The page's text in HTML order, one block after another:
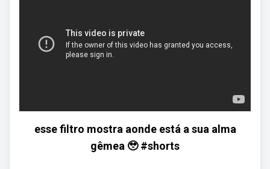
esse filtro mostra aonde está a sua alma
gêmea 🥹 #shorts